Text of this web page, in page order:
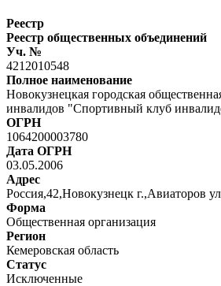
Реестр
Реестр общественных объединений
Уч. №
4212010548
Полное наименование
Новокузнецкая городская
инвалидов "Спортивный клуб
ОГРН
1064200003780
Дата ОГРН
03.05.2006
Адрес
Россия,42,Новокузнецк г.,Авиаторов
Форма
Общественная организация
Регион
Кемеровская область
Статус
Исключенные